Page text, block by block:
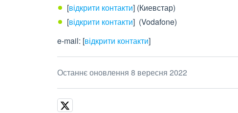
[відкрити контакти] (Киевстар)
[відкрити контакти] (Vodafone)
e-mail: [відкрити контакти]
Останнє оновлення 8 вересня 2022